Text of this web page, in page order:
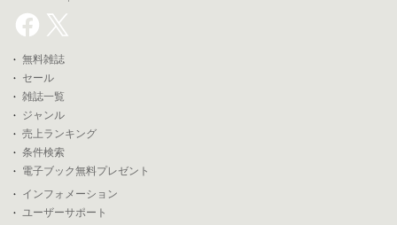
無料雑誌
セール
雑誌一覧
ジャンル
売上ランキング
条件検索
電子ブック無料プレゼント
インフォメーション
ユーザーサポート